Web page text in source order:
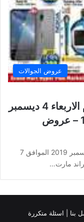
عروض الجوالات
عروض جراند مارت جوالات اليوم الاربعاء 4 ديسمبر
2019 الموافق 7 ربيع الاخر 1441 – عروض
عروض جراند مارت جوالات اليوم الاربعاء 4 ديسمبر 2019 الموافق 7
بنا | اسئلة متكررة